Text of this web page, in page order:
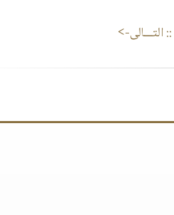
:: التـــالى->